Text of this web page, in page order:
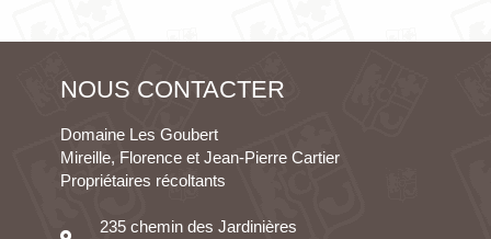
NOUS CONTACTER
Domaine Les Goubert
Mireille, Florence et Jean-Pierre Cartier
Propriétaires récoltants
235 chemin des Jardinières